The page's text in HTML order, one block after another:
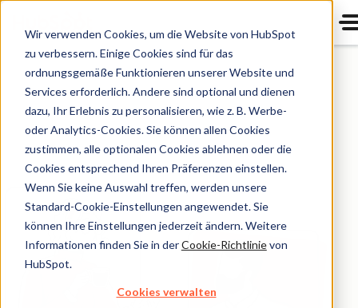
Wir verwenden Cookies, um die Website von HubSpot
zu verbessern. Einige Cookies sind für das
ordnungsgemäße Funktionieren unserer Website und
Services erforderlich. Andere sind optional und dienen
dazu, Ihr Erlebnis zu personalisieren, wie z. B. Werbe-
oder Analytics-Cookies. Sie können allen Cookies
zustimmen, alle optionalen Cookies ablehnen oder die
Cookies entsprechend Ihren Präferenzen einstellen.
Wenn Sie keine Auswahl treffen, werden unsere
Standard-Cookie-Einstellungen angewendet. Sie
können Ihre Einstellungen jederzeit ändern. Weitere
Informationen finden Sie in derCookie-Richtlinievon
HubSpot.
Cookies verwalten
Kontaktieren Sie uns
Wir würden uns freuen, von Ihnen zu hören.
So können Sie uns erreichen …